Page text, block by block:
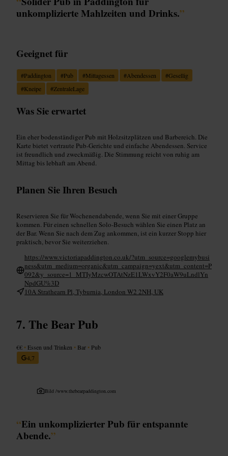
unkomplizierte Mahlzeiten und Drinks.”
Geeignet für
#Paddington #Pub #Mittagessen #Abendessen #Gesellig
#Kneipe #ZentraleLage
Was Sie erwartet
Ein eher bodenständiger Pub mit Holzsitzplätzen und Barbereich. Die
Karte bietet vertraute Pub-Gerichte und einfache Abendessen. Service
ist freundlich und zweckmäßig. Die Stimmung reicht von ruhig am
Mittag bis lebhaft am Abend.
Planen Sie Ihren Besuch
Reservieren Sie für Wochenendabende, wenn Sie mit einer Gruppe
kommen. Für einen schnellen Solo-Besuch wählen Sie einen Platz an
der Bar. Wenn Sie nach dem Zug ankommen, ist ein kurzer Stopp hier
praktisch, bevor Sie weiterziehen.
https://www.victoriapaddington.co.uk/?utm_source=googlemybusi
ness&utm_medium=organic&utm_campaign=yext&utm_content=P
092&y_source=1_MTIyMzcwOTAtNzE1LWxvY2F0aW9uLndlYn
NpdGU%3D
10A Strathearn Pl, Tyburnia, London W2 2NH, UK
The Bear Pub
€€ • Essen und Trinken • Bar • Pub
4,7
Bild /www.thebearpaddington.com
“Ein unkomplizierter Pub für entspannte
Abende.”